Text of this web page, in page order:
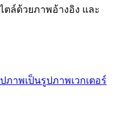
ตล์ด้วยภาพอ้างอิง และ
ภาพเป็นรูปภาพเวกเตอร์